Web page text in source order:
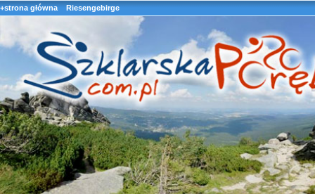
+strona główna Riesengebirge